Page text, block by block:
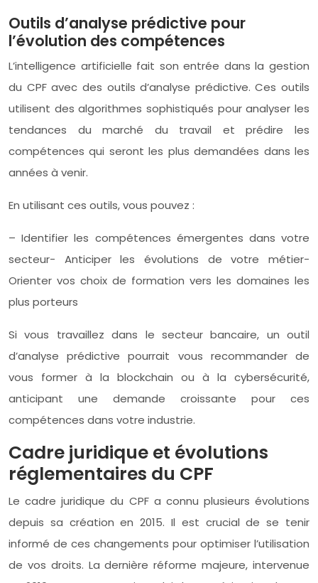
Outils d’analyse prédictive pour
l’évolution des compétences
L’intelligence artificielle fait son entrée dans la gestion
du CPF avec des outils d’analyse prédictive. Ces outils
utilisent des algorithmes sophistiqués pour analyser les
tendances du marché du travail et prédire les
compétences qui seront les plus demandées dans les
années à venir.
En utilisant ces outils, vous pouvez :
– Identifier les compétences émergentes dans votre
secteur- Anticiper les évolutions de votre métier-
Orienter vos choix de formation vers les domaines les
plus porteurs
Si vous travaillez dans le secteur bancaire, un outil
d’analyse prédictive pourrait vous recommander de
vous former à la blockchain ou à la cybersécurité,
anticipant une demande croissante pour ces
compétences dans votre industrie.
Cadre juridique et évolutions
réglementaires du CPF
Le cadre juridique du CPF a connu plusieurs évolutions
depuis sa création en 2015. Il est crucial de se tenir
informé de ces changements pour optimiser l’utilisation
de vos droits. La dernière réforme majeure, intervenue